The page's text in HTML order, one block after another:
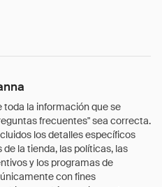
la información que se
frecuentes" sea correcta.
los detalles específicos
la tienda, las políticas, las
y los programas de
con fines